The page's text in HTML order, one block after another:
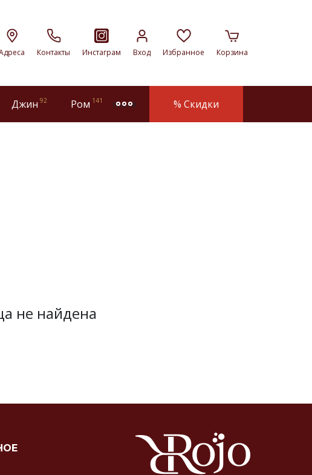
Контакты Инстаграм Вход Избранное Корзина
Джин 92 Ром 141 more % Скидки
не найдена